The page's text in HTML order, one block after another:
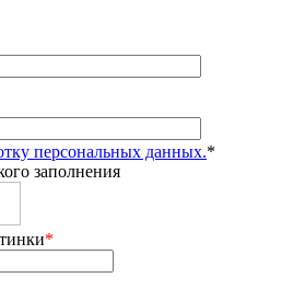
персональных данных.*
заполнения
*